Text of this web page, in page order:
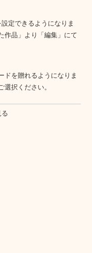
定できるようになりま
作品」より「編集」にて
ドを贈れるようになりま
択ください。